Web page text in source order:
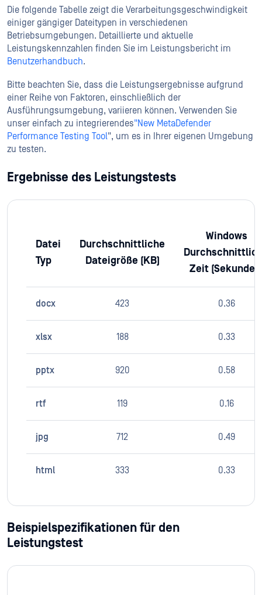
Die folgende Tabelle zeigt die Verarbeitungsgeschwindigkeit
einiger gängiger Dateitypen in verschiedenen
Betriebsumgebungen. Detaillierte und aktuelle
Leistungskennzahlen finden Sie im Leistungsbericht im
Benutzerhandbuch.
Bitte beachten Sie, dass die Leistungsergebnisse aufgrund
einer Reihe von Faktoren, einschließlich der
Ausführungsumgebung, variieren können. Verwenden Sie
unser einfach zu integrierendes"New MetaDefender
Performance Testing Tool", um es in Ihrer eigenen Umgebung
zu testen.
Ergebnisse des Leistungstests
Datei
Typ
Durchschnittliche
Dateigröße (KB)
Windows
Zeit
docx 423 0.36
xlsx 188 0.33
pptx 920 0.58
rtf 119 0.16
jpg 712 0.49
html 333 0.33
Beispielspezifikationen für den
Leistungstest